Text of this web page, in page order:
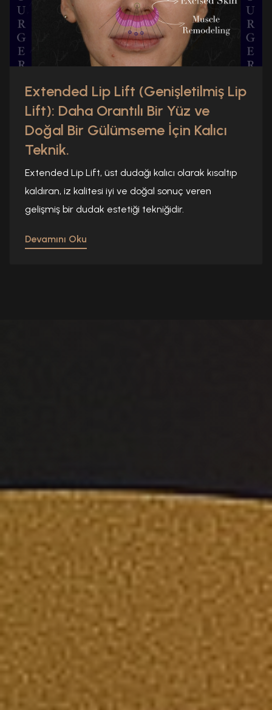
Extended Lip Lift (Genişletilmiş Lip
Lift): Daha Orantılı Bir Yüz ve
Doğal Bir Gülümseme İçin Kalıcı
Teknik.
Extended Lip Lift, üst dudağı kalıcı olarak kısaltıp
kaldıran, iz kalitesi iyi ve doğal sonuç veren
gelişmiş bir dudak estetiği tekniğidir.
Devamını Oku